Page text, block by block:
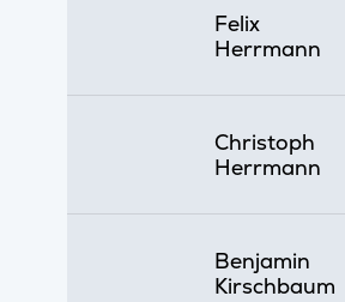
Felix
Herrmann
Christoph
Herrmann
Benjamin
Kirschbaum